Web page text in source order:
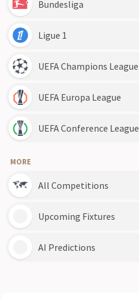
Bundesliga
Ligue 1
UEFA Champions League
UEFA Europa League
UEFA Conference League
MORE
All Competitions
Upcoming Fixtures
AI Predictions